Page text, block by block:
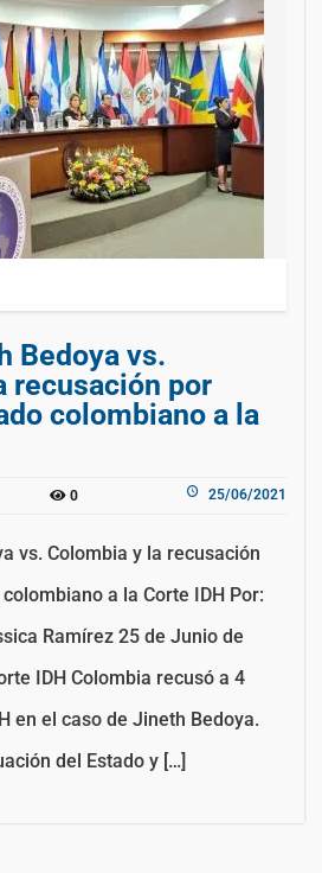
Bedoya vs.
recusación por
colombiano a la
0 25/06/2021
vs. Colombia y la recusación
a la Corte IDH Por:
Ramírez 25 de Junio de
IDH Colombia recusó a 4
en el caso de Jineth Bedoya.
del Estado y […]